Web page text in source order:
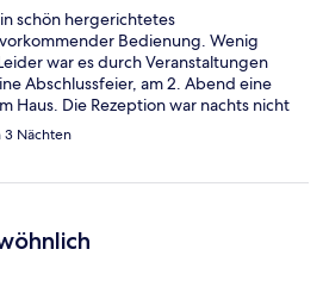
schön hergerichtetes
Bedienung. Wenig
war es durch Veranstaltungen
Abschlussfeier, am 2. Abend eine
Haus. Die Rezeption war nachts nicht
konnten nicht
nachträglichen Beschwerde über
Der Hotelparkplatz ist
Direkt nebenan ist ein großer
für 3€ pro Tag eine gute Alternative
zum Spazieren ein. Der Ort ist eher
3 Nächten